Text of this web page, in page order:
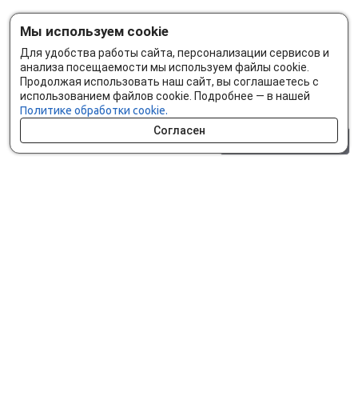
Мы используем cookie
Для удобства работы сайта, персонализации сервисов и
анализа посещаемости мы используем файлы cookie.
Продолжая использовать наш сайт, вы соглашаетесь с
использованием файлов cookie. Подробнее — в нашей
Политике обработки cookie.
Согласен